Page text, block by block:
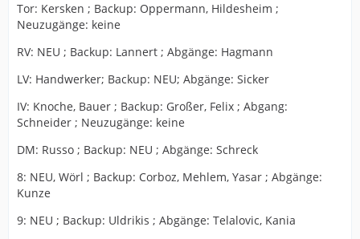
Tor: Kersken ; Backup: Oppermann, Hildesheim ;
Neuzugänge: keine
RV: NEU ; Backup: Lannert ; Abgänge: Hagmann
LV: Handwerker; Backup: NEU; Abgänge: Sicker
IV: Knoche, Bauer ; Backup: Großer, Felix ; Abgang:
Schneider ; Neuzugänge: keine
DM: Russo ; Backup: NEU ; Abgänge: Schreck
8: NEU, Wörl ; Backup: Corboz, Mehlem, Yasar ; Abgänge:
Kunze
9: NEU ; Backup: Uldrikis ; Abgänge: Telalovic, Kania